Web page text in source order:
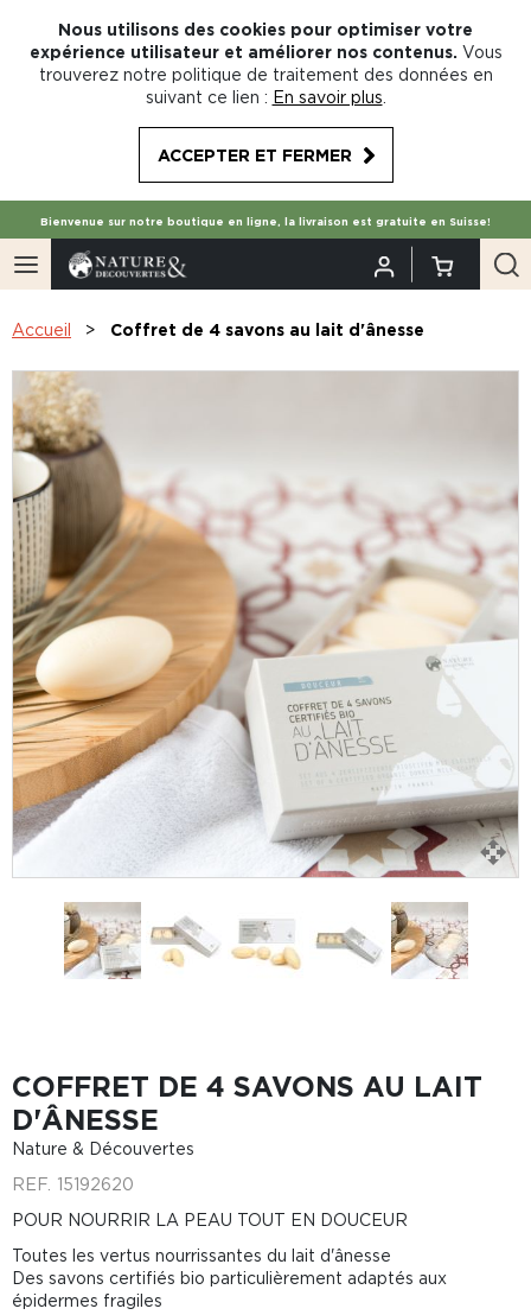
Nous utilisons des cookies pour optimiser votre
expérience utilisateur et améliorer nos contenus. Vous
trouverez notre politique de traitement des données en
suivant ce lien : En savoir plus
ACCEPTER ET FERMER
Bienvenue sur notre boutique en ligne, la livraison est gratuite en Suisse!
Accueil Coffret de 4 savons au lait d'ânesse
COFFRET DE 4 SAVONS AU LAIT
D'ÂNESSE
Nature & Découvertes
REF. 15192620
POUR NOURRIR LA PEAU TOUT EN DOUCEUR
Toutes les vertus nourrissantes du lait d'ânesse
Des savons certifiés bio particulièrement adaptés aux
épidermes fragiles